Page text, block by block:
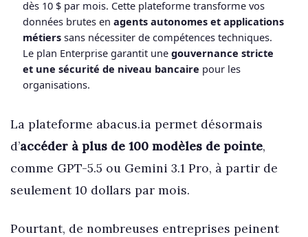
dès 10 $ par mois. Cette plateforme transforme vos
données brutes en agents autonomes et applications
métierssans nécessiter de compétences techniques.
Le plan Enterprise garantit une gouvernance stricte
et une sécurité de niveau bancaire pour les
organisations.
La plateforme abacus.ia permet désormais
d’accéder à plus de 100 modèles de pointe,
comme GPT-5.5 ou Gemini 3.1 Pro, à partir de
seulement 10 dollars par mois.
Pourtant, de nombreuses entreprises peinent